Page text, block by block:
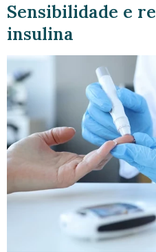
Sensibilidade e
insulina